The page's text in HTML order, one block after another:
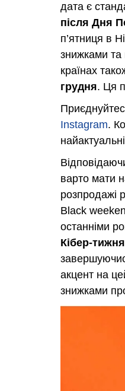
дата є
після Дня
п’ятниця в
знижками та
країнах
грудня. Ця
Instagram.
варто мати
розпродажі
Black
останніми
Кібер-
акцент на
знижками